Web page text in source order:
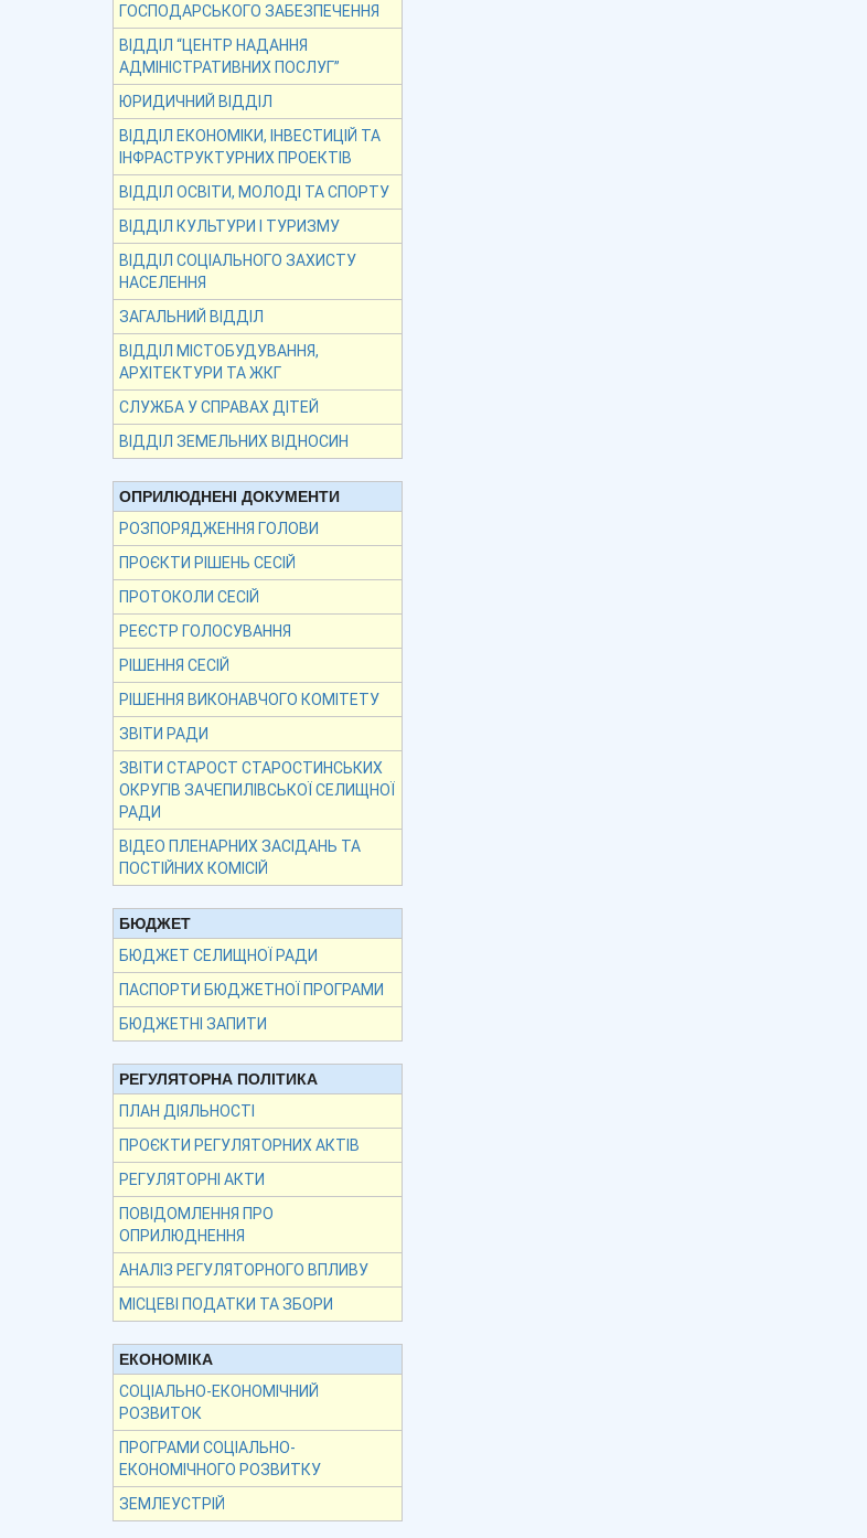
ГОСПОДАРСЬКОГО ЗАБЕЗПЕЧЕННЯ
ВІДДІЛ “ЦЕНТР НАДАННЯ
АДМІНІСТРАТИВНИХ ПОСЛУГ”
ЮРИДИЧНИЙ ВІДДІЛ
ВІДДІЛ ЕКОНОМІКИ, ІНВЕСТИЦІЙ ТА
ІНФРАСТРУКТУРНИХ ПРОЕКТІВ
ВІДДІЛ ОСВІТИ, МОЛОДІ ТА СПОРТУ
ВІДДІЛ КУЛЬТУРИ І ТУРИЗМУ
ВІДДІЛ СОЦІАЛЬНОГО ЗАХИСТУ
НАСЕЛЕННЯ
ЗАГАЛЬНИЙ ВІДДІЛ
ВІДДІЛ МІСТОБУДУВАННЯ,
АРХІТЕКТУРИ ТА ЖКГ
СЛУЖБА У СПРАВАХ ДІТЕЙ
ВІДДІЛ ЗЕМЕЛЬНИХ ВІДНОСИН
ОПРИЛЮДНЕНІ ДОКУМЕНТИ
РОЗПОРЯДЖЕННЯ ГОЛОВИ
ПРОЄКТИ РІШЕНЬ СЕСІЙ
ПРОТОКОЛИ СЕСІЙ
РЕЄСТР ГОЛОСУВАННЯ
РІШЕННЯ СЕСІЙ
РІШЕННЯ ВИКОНАВЧОГО КОМІТЕТУ
ЗВІТИ РАДИ
ЗВІТИ СТАРОСТ СТАРОСТИНСЬКИХ
ОКРУГІВ ЗАЧЕПИЛІВСЬКОЇ СЕЛИЩНОЇ
РАДИ
ВІДЕО ПЛЕНАРНИХ ЗАСІДАНЬ ТА
ПОСТІЙНИХ КОМІСІЙ
БЮДЖЕТ
БЮДЖЕТ СЕЛИЩНОЇ РАДИ
ПАСПОРТИ БЮДЖЕТНОЇ ПРОГРАМИ
БЮДЖЕТНІ ЗАПИТИ
РЕГУЛЯТОРНА ПОЛІТИКА
ПЛАН ДІЯЛЬНОСТІ
ПРОЄКТИ РЕГУЛЯТОРНИХ АКТІВ
РЕГУЛЯТОРНІ АКТИ
ПОВІДОМЛЕННЯ ПРО
ОПРИЛЮДНЕННЯ
АНАЛІЗ РЕГУЛЯТОРНОГО ВПЛИВУ
МІСЦЕВІ ПОДАТКИ ТА ЗБОРИ
ЕКОНОМІКА
СОЦІАЛЬНО-ЕКОНОМІЧНИЙ
РОЗВИТОК
ПРОГРАМИ СОЦІАЛЬНО-
ЕКОНОМІЧНОГО РОЗВИТКУ
ЗЕМЛЕУСТРІЙ